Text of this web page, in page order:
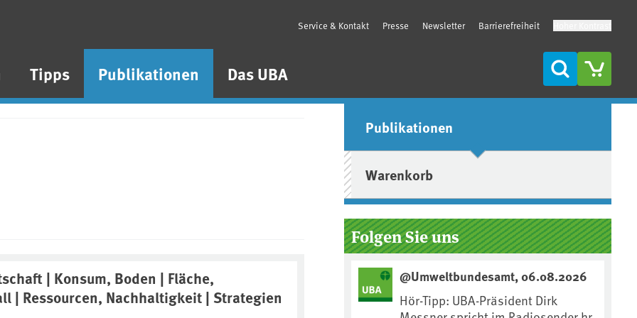
Tipps Publikationen Das UBA
Service & Kontakt Presse Newsletter Barrierefreiheit
Suche
| Konsum, Boden | Fläche,
| Ressourcen, Nachhaltigkeit | Strategien
Seitenleiste
Publikationen
Warenkorb
Folgen Sie uns
@Umweltbundesamt, 06.08.2026
Hör-Tipp: UBA-Präsident Dirk